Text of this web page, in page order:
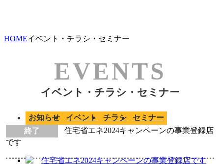
HOMEイベント・チラシ・セミナー
イベント・チラシ・セミナー
お知らせ イベント チラシ
セミナー
終了
住宅省エネ2024キャンペーンの事業登録店
です